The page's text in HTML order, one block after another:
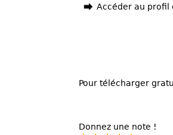
Accéder au profil
Pour télécharger
Donnez une note !